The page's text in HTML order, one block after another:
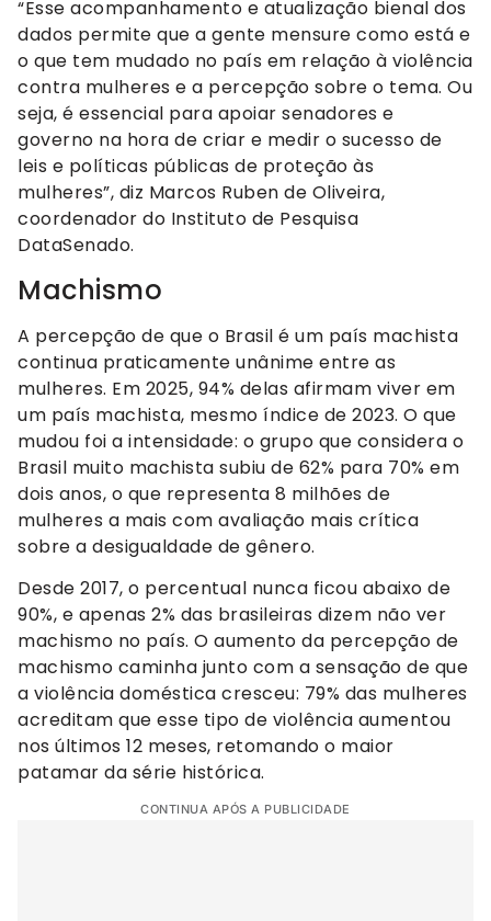
“Esse acompanhamento e atualização bienal dos
dados permite que a gente mensure como está e
o que tem mudado no país em relação à violência
contra mulheres e a percepção sobre o tema. Ou
seja, é essencial para apoiar senadores e
governo na hora de criar e medir o sucesso de
leis e políticas públicas de proteção às
mulheres”, diz Marcos Ruben de Oliveira,
coordenador do Instituto de Pesquisa
DataSenado.
Machismo
A percepção de que o Brasil é um país machista
continua praticamente unânime entre as
mulheres. Em 2025, 94% delas afirmam viver em
um país machista, mesmo índice de 2023. O que
mudou foi a intensidade: o grupo que considera o
Brasil muito machista subiu de 62% para 70% em
dois anos, o que representa 8 milhões de
mulheres a mais com avaliação mais crítica
sobre a desigualdade de gênero.
Desde 2017, o percentual nunca ficou abaixo de
90%, e apenas 2% das brasileiras dizem não ver
machismo no país. O aumento da percepção de
machismo caminha junto com a sensação de que
a violência doméstica cresceu: 79% das mulheres
acreditam que esse tipo de violência aumentou
nos últimos 12 meses, retomando o maior
patamar da série histórica.
CONTINUA APÓS A PUBLICIDADE